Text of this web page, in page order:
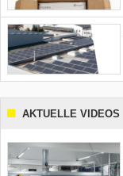
AKTUELLE VIDEOS